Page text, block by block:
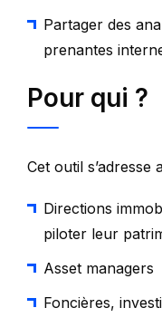
Partager des
prenantes
Pour qui ?
Cet outil s’adresse
Directions
piloter leur
Asset managers
Foncières,